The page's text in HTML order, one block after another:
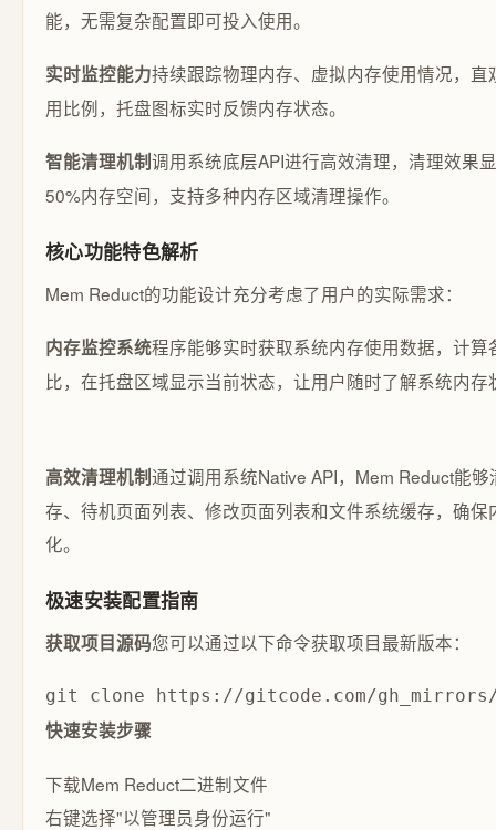
能，无需复杂配置即可投入使用。
实时监控能力持续跟踪物理内存、虚拟内存使用情况，直
用比例，托盘图标实时反馈内存状态。
智能清理机制调用系统底层API进行高效清理，清理效果
50%内存空间，支持多种内存区域清理操作。
核心功能特色解析
Mem Reduct的功能设计充分考虑了用户的实际需求：
内存监控系统程序能够实时获取系统内存使用数据，计算
比，在托盘区域显示当前状态，让用户随时了解系统内存
高效清理机制通过调用系统Native API，Mem Reduct能
存、待机页面列表、修改页面列表和文件系统缓存，确保
化。
极速安装配置指南
获取项目源码您可以通过以下命令获取项目最新版本：
git clone https://gitcode.com/gh_mirrors/
快速安装步骤
下载Mem Reduct二进制文件
右键选择"以管理员身份运行"